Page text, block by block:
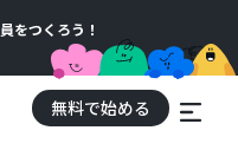
をつくろう！
無料で始める